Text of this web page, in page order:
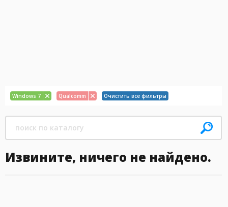
Windows 7 Qualcomm Очистить все фильтры
Извините, ничего не найдено.